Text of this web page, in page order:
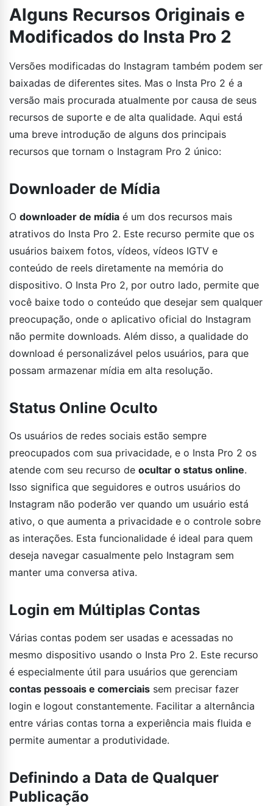
Alguns Recursos Originais e
Modificados do Insta Pro 2
Versões modificadas do Instagram também podem ser
baixadas de diferentes sites. Mas o Insta Pro 2 é a
versão mais procurada atualmente por causa de seus
recursos de suporte e de alta qualidade. Aqui está
uma breve introdução de alguns dos principais
recursos que tornam o Instagram Pro 2 único:
Downloader de Mídia
O downloader de mídia é um dos recursos mais
atrativos do Insta Pro 2. Este recurso permite que os
usuários baixem fotos, vídeos, vídeos IGTV e
conteúdo de reels diretamente na memória do
dispositivo. O Insta Pro 2, por outro lado, permite que
você baixe todo o conteúdo que desejar sem qualquer
preocupação, onde o aplicativo oficial do Instagram
não permite downloads. Além disso, a qualidade do
download é personalizável pelos usuários, para que
possam armazenar mídia em alta resolução.
Status Online Oculto
Os usuários de redes sociais estão sempre
preocupados com sua privacidade, e o Insta Pro 2 os
atende com seu recurso de ocultar o status online.
Isso significa que seguidores e outros usuários do
Instagram não poderão ver quando um usuário está
ativo, o que aumenta a privacidade e o controle sobre
as interações. Esta funcionalidade é ideal para quem
deseja navegar casualmente pelo Instagram sem
manter uma conversa ativa.
Login em Múltiplas Contas
Várias contas podem ser usadas e acessadas no
mesmo dispositivo usando o Insta Pro 2. Este recurso
é especialmente útil para usuários que gerenciam
contas pessoais e comerciais sem precisar fazer
login e logout constantemente. Facilitar a alternância
entre várias contas torna a experiência mais fluida e
permite aumentar a produtividade.
Definindo a Data de Qualquer
Publicação